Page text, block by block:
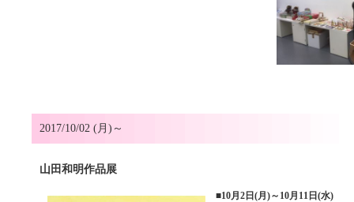
2017/10/02 (月)～
山田和明作品展
■10月2日(月)～10月11日(水)